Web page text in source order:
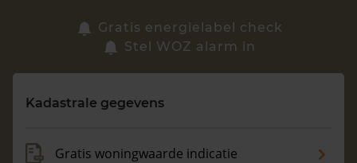
Vragen? Neem contact met ons op
088 220 4200
Gratis energielabel check
Stel WOZ alarm in
Kadastrale gegevens
Gratis woningwaarde indicatie